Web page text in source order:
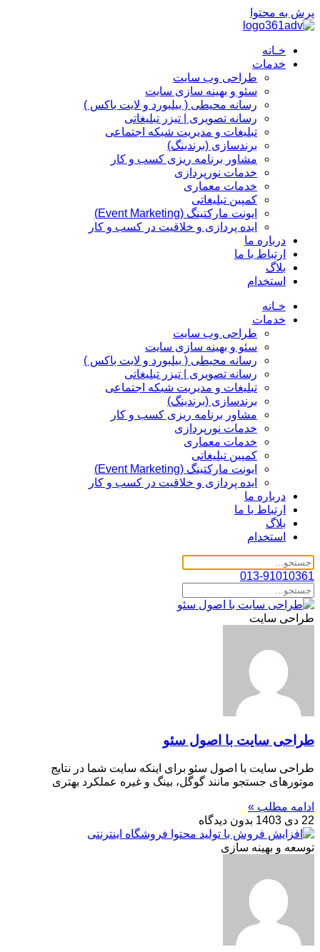
پرش به محتوا
خـانه
خدمات
طراحی وب سایت
سئو و بهینه سازی سایت
رسانه محیطی ( بیلبورد و لایت باکس )
رسانه تصویری | تیزر تبلیغاتی
تبلیغات و مدیریت شبکه اجتماعی
برندسازی (برندینگ)‌
مشاور برنامه ریزی کسب و کار
خدمات نورپردازی
خدمات معماری
کمپین تبلیغاتی
ایونت مارکتینگ (Event Marketing)
ایده پردازی و خلاقیت در کسب و کار
درباره ما
ارتباط با ما
بلاگ
استخدام
خـانه
خدمات
طراحی وب سایت
سئو و بهینه سازی سایت
رسانه محیطی ( بیلبورد و لایت باکس )
رسانه تصویری | تیزر تبلیغاتی
تبلیغات و مدیریت شبکه اجتماعی
برندسازی (برندینگ)‌
مشاور برنامه ریزی کسب و کار
خدمات نورپردازی
خدمات معماری
کمپین تبلیغاتی
ایونت مارکتینگ (Event Marketing)
ایده پردازی و خلاقیت در کسب و کار
درباره ما
ارتباط با ما
بلاگ
استخدام
013-91010361
طراحی سایت
طراحی سایت با اصول سئو
طراحی سایت با اصول سئو برای اینکه سایت شما در نتایج
موتورهای جستجو مانند گوگل، بینگ و غیره عملکرد بهتری
ادامه مطلب »
22 دی 1403
بدون دیدگاه
توسعه و بهینه سازی